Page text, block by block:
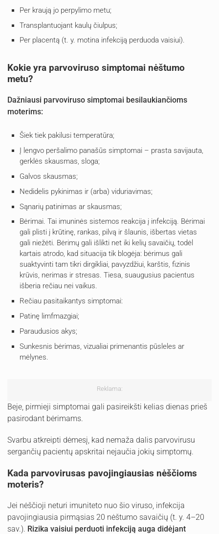
Per kraują jo perpylimo metu;
Transplantuojant kaulų čiulpus;
Per placentą (t. y. motina infekciją perduoda vaisiui).
Kokie yra parvoviruso simptomai nėštumo
metu?
Dažniausi parvoviruso simptomai besilaukiančioms
moterims:
Šiek tiek pakilusi temperatūra;
Į lengvo peršalimo panašūs simptomai – prasta savijauta,
gerklės skausmas, sloga;
Galvos skausmas;
Nedidelis pykinimas ir (arba) viduriavimas;
Sąnarių patinimas ar skausmas;
Bėrimai. Tai imuninės sistemos reakcija į infekciją. Bėrimai
gali plisti į krūtinę, rankas, pilvą ir šlaunis, išbertas vietas
gali niežėti. Bėrimų gali išlikti net iki kelių savaičių, todėl
kartais atrodo, kad situacija tik blogėja: bėrimus gali
suaktyvinti tam tikri dirgikliai, pavyzdžiui, karštis, fizinis
krūvis, nerimas ir stresas. Tiesa, suaugusius pacientus
išberia rečiau nei vaikus.
Rečiau pasitaikantys simptomai:
Patinę limfmazgiai;
Paraudusios akys;
Sunkesnis bėrimas, vizualiai primenantis pūsleles ar
mėlynes.
Reklama:
Beje, pirmieji simptomai gali pasireikšti kelias dienas prieš
pasirodant bėrimams.
Svarbu atkreipti dėmesį, kad nemaža dalis parvovirusu
sergančių pacientų apskritai nejaučia jokių simptomų.
Kada parvovirusas pavojingiausias nėščioms
moteris?
Jei nėščioji neturi imuniteto nuo šio viruso, infekcija
pavojingiausia pirmąsias 20 nėštumo savaičių (t. y. 4–20
sav.). Rizika vaisiui perduoti infekciją auga didėjant